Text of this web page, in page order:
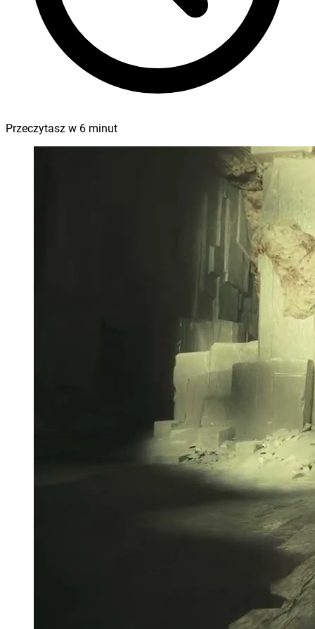
Przeczytasz w 6 minut